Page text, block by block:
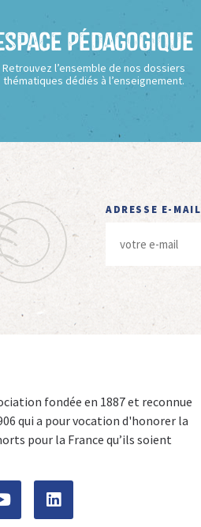
Pédagogique
Retrouvez l’ensemble de nos dossiers
thématiques dédiés à l’enseignement.
ADRESSE E-MAIL
fondée en 1887 et reconnue
qui a pour vocation d'honorer la
pour la France qu’ils soient